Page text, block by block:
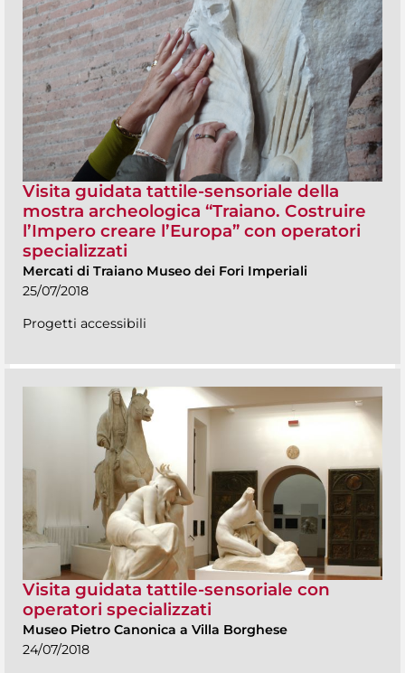
Visita guidata tattile-sensoriale della
mostra archeologica “Traiano. Costruire
l’Impero creare l’Europa” con operatori
specializzati
Mercati di Traiano Museo dei Fori Imperiali
25/07/2018
Progetti accessibili
Visita guidata tattile-sensoriale con
operatori specializzati
Museo Pietro Canonica a Villa Borghese
24/07/2018